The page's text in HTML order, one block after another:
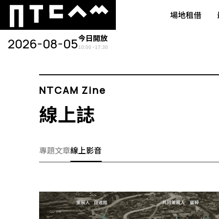
2026-08-05今日開放
10:00 - 17:30
場地租借
NTCAM Zine
線上誌
專題文章線上影音